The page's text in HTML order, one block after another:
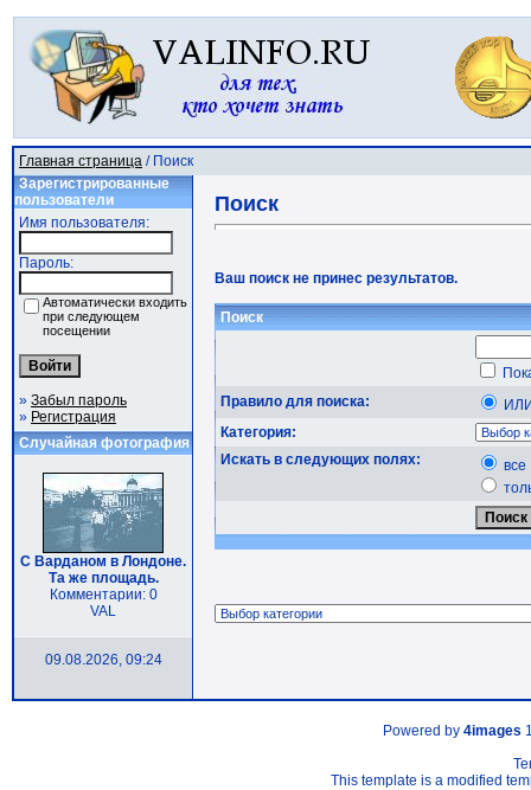
Главная страница / Поиск
Зарегистрированные
пользователи
Имя пользователя:
Пароль:
Автоматически входить
при следующем
посещении
» Забыл пароль
» Регистрация
Случайная фотография
С Варданом в Лондоне.
Та же площадь.
Комментарии: 0
VAL
09.08.2026, 09:24
Поиск
Ваш поиск не принес результатов.
Поиск
Правило для поиска:
Категория:
Искать в следующих полях:
все
Powered by 4images
This template is a modified